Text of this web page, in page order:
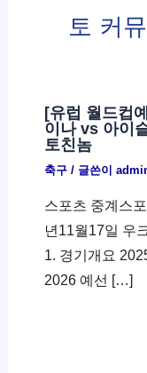
토 커
[유럽 월드컵
이나 vs 아이
토친놈
축구/ 글쓴이
스포츠 중계스
년11월17일 우
1. 경기개요
2026 예선 […]